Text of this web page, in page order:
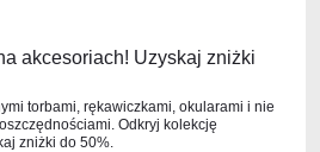
akcesoriach! Uzyskaj zniżki
torbami, rękawiczkami, okularami i nie
Odkryj kolekcję
zniżki do 50%.